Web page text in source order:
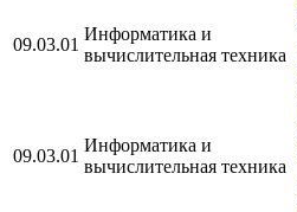
09.03.01
Информатика и
вычислительная техника
09.03.01
Информатика и
вычислительная техника